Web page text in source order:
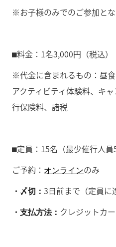
※お子様のみでのご参加とな
⬛︎料金：1名3,000円（税込）
※代金に含まれるもの：昼食
アクティビティ体験料、キ
行保険料、諸税
⬛︎定員：15名（最少催行人員5
ご予約： オンラインのみ
・〆切： 3日前まで（定員に
・支払方法： クレジットカ